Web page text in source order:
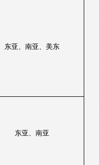
东亚、南亚、美东
东亚、南亚